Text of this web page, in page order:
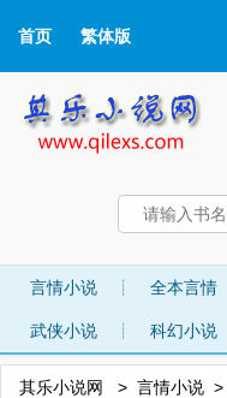
首页 繁体版
言情小说 ┊ 全本言情
武侠小说 ┊ 科幻小说
其乐小说网 言情小说